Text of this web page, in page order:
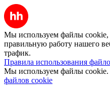
Мы используем файлы cookie,
правильную работу нашего
трафик.
Правила использования
Мы используем файлы cookie.
файлов cookie